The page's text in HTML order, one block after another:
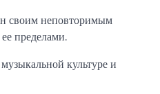
своим неповторимым
пределами.
культуре и